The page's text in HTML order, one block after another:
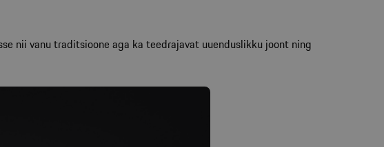
nii vanu traditsioone aga ka teedrajavat uuenduslikku joont ning